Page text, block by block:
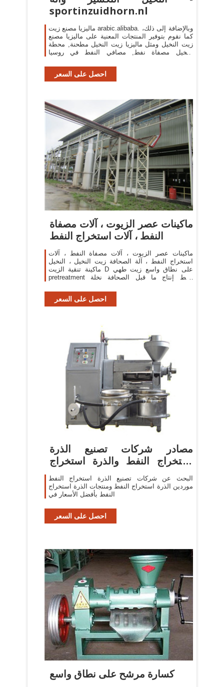
sportinzuidhorn.nl
ماليزيا مصنع زيت arabic.alibaba. وبالإضافة إلى ذلك،
كما نقوم بتوفير المنتجات المعنية على ماليزيا مصنع
زيت النخيل ومثل ماليزيا زيت النخيل مطحنة, محطة
النخيل مصفاة نفط, مصافي النفط في روسيا
احصل على السعر
ماكينات عصر الزيوت ، آلات مصفاة
النفط ، آلات استخراج النفط
ماكينات عصر الزيوت ، آلات مصفاة النفط ، آلات
استخراج النفط ، آلة الصحافة زيت النخيل ، النخيل
ماكينة تنقية الزيت D على نطاق واسع زيت طهي
pretreatment وخط إنتاج ما قبل الصحافة نخلة
احصل على السعر
مصادر شركات تصنيع الذرة
استخراج النفط والذرة استخراج
النفط
البحث عن شركات تصنيع الذرة استخراج النفط
موردين الذرة استخراج النفط ومنتجات الذرة استخراج
النفط بأفضل الأسعار في
احصل على السعر
كسارة مرشح على نطاق واسع